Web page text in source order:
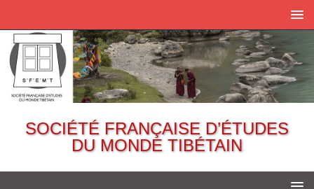
SOCIÉTÉ FRANÇAISE D’ÉTUDES
DU MONDE TIBÉTAIN